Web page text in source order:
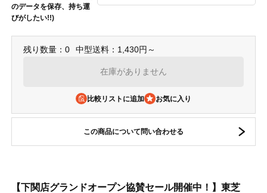
のデータを保存、持ち運
びがしたい!!)
残り数量：0 中型送料：1,430円～
在庫がありません
比較リストに追加
この商品について問い合わせる
【下関店グランドオープン協賛セール開催中！】東芝